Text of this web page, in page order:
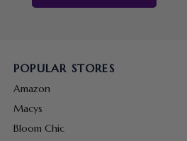
POPULAR STORES
Amazon
Macys
Bloom Chic